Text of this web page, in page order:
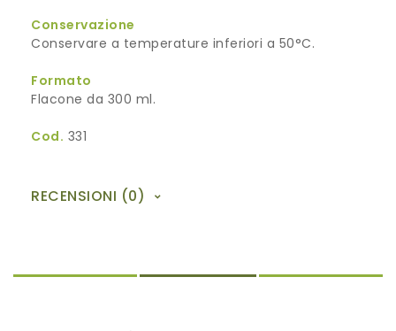
Conservazione
Conservare a temperature inferiori a 50°C.
Formato
Flacone da 300 ml.
Cod. 331
RECENSIONI (0)